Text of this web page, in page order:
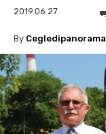
2019.06.27.
By Cegledipanorama